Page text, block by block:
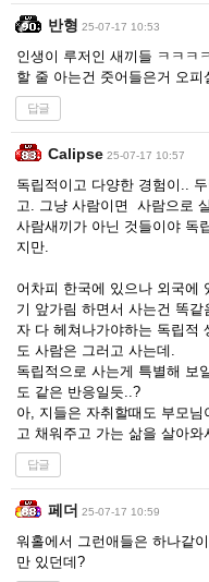
반형 25-07-17 10:53
인생이 루저인 새끼들 ㅋㅋㅋ
할 줄 아는건 줏어들은거 오
답글
Calipse 25-07-17 10:57
독립적이고 다양한 경험이..
고. 그냥 사람이면 사람으로
사람새끼가 아닌 것들이야 독
지만.
어차피 한국에 있으나 외국에
기 앞가림 하면서 사는건 똑
자 다 헤쳐나가야하는 독립적
도 사람은 그러고 사는데.
독립적으로 사는게 특별해 보
도 같은 반응일듯..?
아, 지들은 자취할때도 부모
고 채워주고 가는 삶을 살아
답글
페더 25-07-17 10:59
워홀에서 그런애들은 하나같
만 있던데?